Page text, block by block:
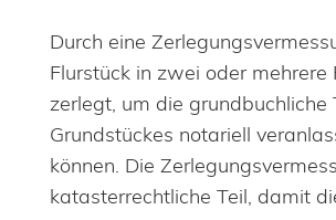
Durch eine
Flurstück in zwei oder mehrere
zerlegt, um die grundbuchliche
Grundstückes notariell
können. Die
katasterrechtliche Teil, damit